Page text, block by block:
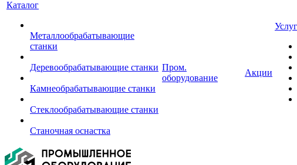
Каталог
Металлообрабатывающие
станки
Деревообрабатывающие станки
Камнеобрабатывающие станки
Стеклообрабатывающие станки
Станочная оснастка
Пром.
оборудование
Акции